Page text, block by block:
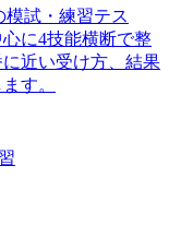
試・練習テス
に4技能横断で整
近い受け方、結果
す。